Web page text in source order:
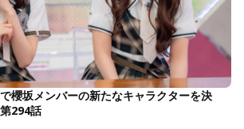
櫻坂メンバーの新たなキャラクターを決
294話